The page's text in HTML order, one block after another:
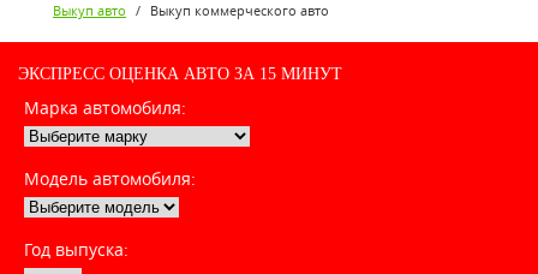
Выкуп авто / Выкуп коммерческого авто
ЭКСПРЕСС ОЦЕНКА АВТО ЗА 15 МИНУТ
Марка автомобиля:
Модель автомобиля:
Год выпуска: